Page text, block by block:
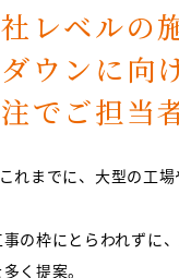
レベルの
ウンに向
でご担当
れまでに、大型の工
の枠にとらわれずに
く提案。